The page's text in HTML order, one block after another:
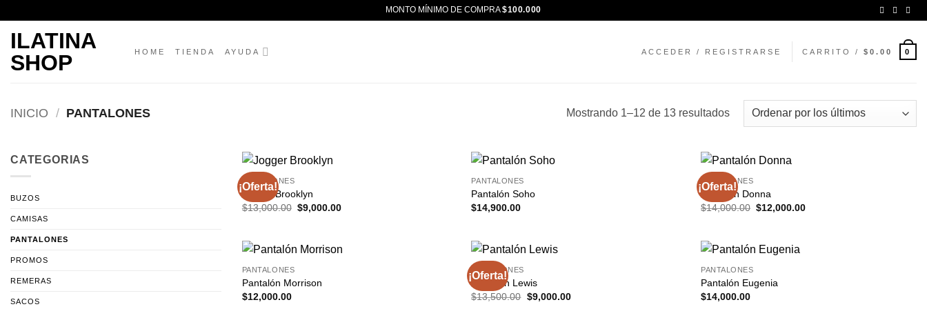
contenido
MONTO MÍNIMO DE COMPRA$100.000
ILATINA
SHOP
HOME TIENDA AYUDA ACCEDER / REGISTRARSE CARRITO /$0.00 0
INICIO / PANTALONES Mostrando 1–12 de 13 resultadosOrdenado
por
últimos
CATEGORIAS
BUZOS
CAMISAS
PANTALONES
PROMOS
REMERAS
SACOS
¡Oferta!
PANTALONES
Jogger Brooklyn
$13,000.00 El
$13,000.00.
$9,000.00El
$9,000.00.
PANTALONES
Pantalón Soho
$14,900.00
¡Oferta!
PANTALONES
Pantalón Donna
$14,000.00 El
$14,000.00.
$12,000.00El
PANTALONES
Pantalón Morrison
$12,000.00
¡Oferta!
PANTALONES
Pantalón Lewis
$13,500.00 El
$9,000.00El
PANTALONES
Pantalón Eugenia
$14,000.00